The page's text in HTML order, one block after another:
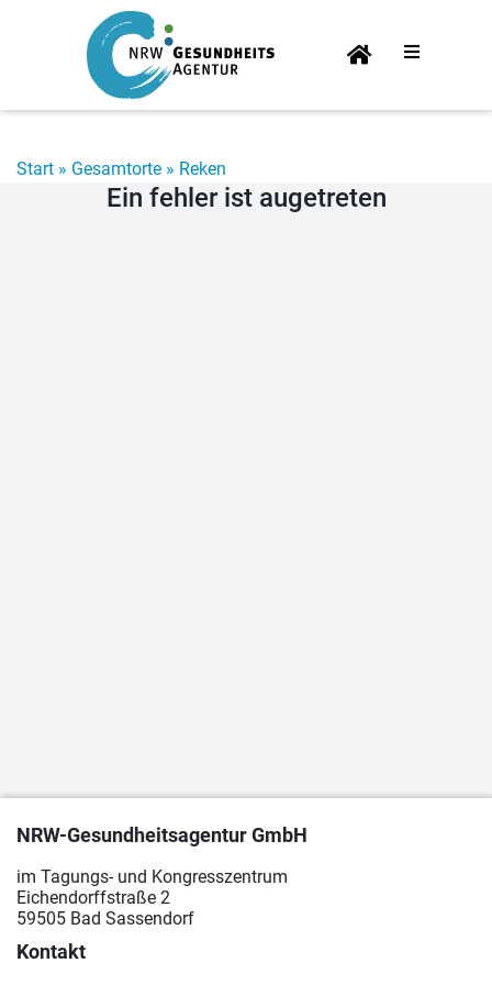
Start­
sei­te
Start » Gesamtorte » Reken
Ein fehler ist augetreten
NRW-Gesundheitsagentur GmbH
im Tagungs- und Kongresszentrum
Eichendorffstraße 2
59505 Bad Sassendorf
Kontakt